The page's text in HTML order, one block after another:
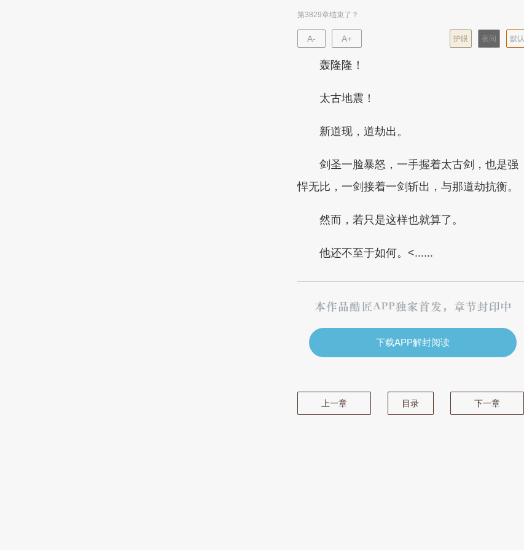
第3829章结束了？
A- A+ 默认
夜间
护眼
轰隆隆！
太古地震！
新道现，道劫出。
剑圣一脸暴怒，一手握着太古剑，也是强
悍无比，一剑接着一剑斩出，与那道劫抗衡。
然而，若只是这样也就算了。
他还不至于如何。<......
下载APP解封阅读
上一章 目录 下一章